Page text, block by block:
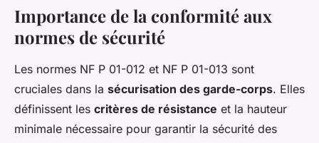
Importance de la conformité aux
normes de sécurité
Les normes NF P 01-012 et NF P 01-013 sont
cruciales dans la sécurisation des garde-corps. Elles
définissent les critères de résistance et la hauteur
minimale nécessaire pour garantir la sécurité des